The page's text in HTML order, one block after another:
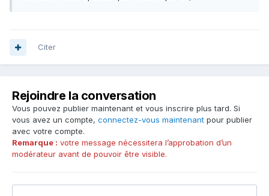
Citer
Rejoindre la conversation
Vous pouvez publier maintenant et vous inscrire plus tard. Si
vous avez un compte, connectez-vous maintenant pour publier
avec votre compte.
Remarque : votre message nécessitera l’approbation d’un
modérateur avant de pouvoir être visible.